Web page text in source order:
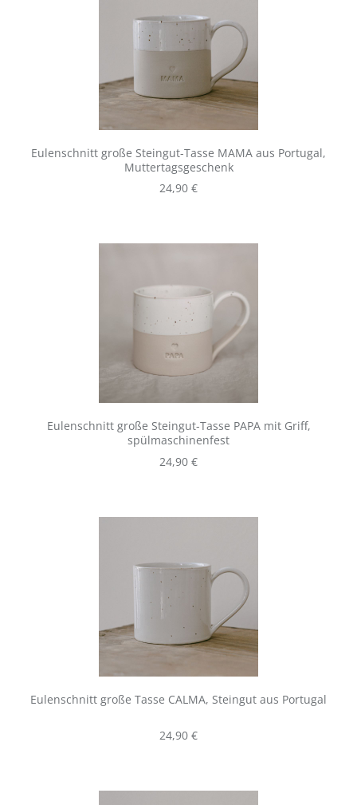
Eulenschnitt große Steingut-Tasse MAMA aus Portugal,
Muttertagsgeschenk
Regulärer Preis:
24,90 €
Eulenschnitt große Steingut-Tasse PAPA mit Griff,
spülmaschinenfest
Regulärer Preis:
24,90 €
Eulenschnitt große Tasse CALMA, Steingut aus Portugal
Regulärer Preis:
24,90 €